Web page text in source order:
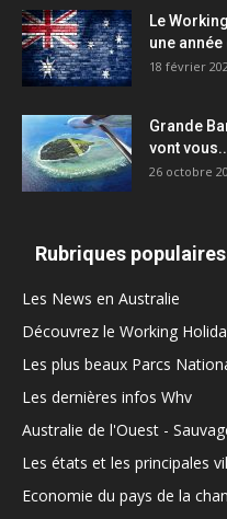
Le
une année
18 février
Grande
vont
26 octobre
Rubriques populaires
Les News en Australie
Découvrez le Working
Les plus beaux Parcs
Les dernières infos Whv
Australie de l'Ouest -
Les états et les principales
Economie du pays de la